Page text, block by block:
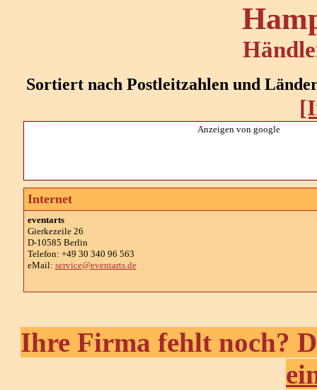
Sortiert nach Postleitzahlen und
Anzeigen von google
Internet
eventarts
Gierkezeile 26
D-10585 Berlin
Telefon: +49 30 340 96 563
eMail: service@eventarts.de
Ihre Firma fehlt noch?